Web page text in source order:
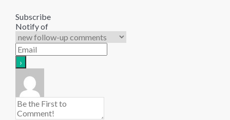
Subscribe
Notify of